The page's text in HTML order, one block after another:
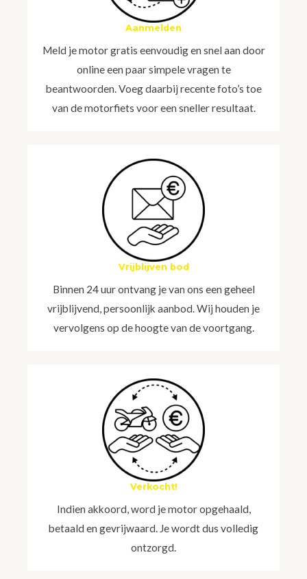
Aanmelden
Meld je motor gratis eenvoudig en snel aan door
online een paar simpele vragen te
beantwoorden. Voeg daarbij recente foto’s toe
van de motorfiets voor een sneller resultaat.
Vrijblijven bod
Binnen 24 uur ontvang je van ons een geheel
vrijblijvend, persoonlijk aanbod. Wij houden je
vervolgens op de hoogte van de voortgang.
Verkocht!
Indien akkoord, word je motor opgehaald,
betaald en gevrijwaard. Je wordt dus volledig
ontzorgd.